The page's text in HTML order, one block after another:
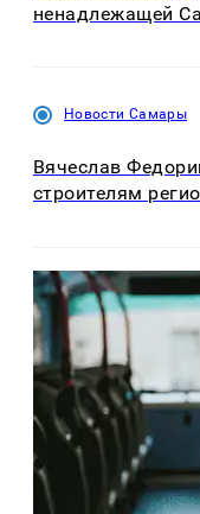
ненадлежащей
Новости Самары
Вячеслав
строителям